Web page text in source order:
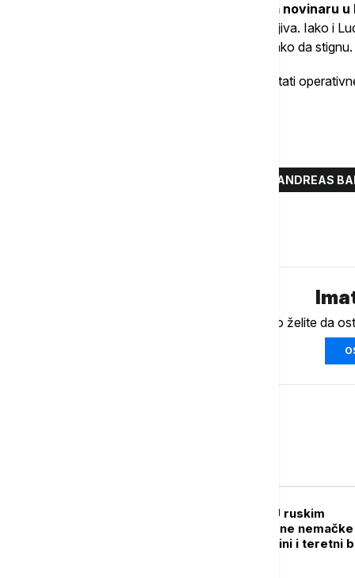
svakom drugom novinaru
nekada cvetajući medijski centar je nemerljiva. Iako i
stalno obećava nove subvencije, one nikako da stignu.
Pitanje je samo kada će te subvencije postati
ANDREAS
Ukoliko želite da
RAT U UKRAJINI U ruskim
napadima pogođene nemačke
kompanije u Ukrajini i teretni